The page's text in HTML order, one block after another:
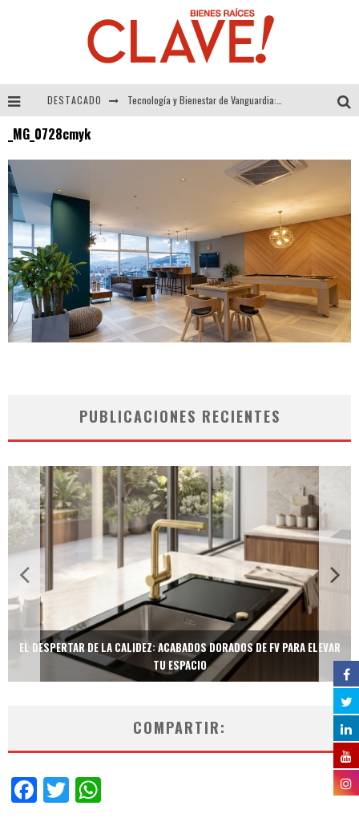
DESTACADO
Alexandra Bedoya – La Constancia detrás de La Paletería
_MG_0728cmyk
PUBLICACIONES RECIENTES
EL DESPERTAR DE LA CALIDEZ: ACABADOS DORADOS DE FV PARA ELEVAR
TU ESPACIO
COMPARTIR:
Facebook
Twitter